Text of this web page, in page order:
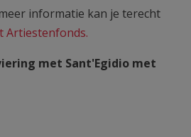
informatie kan je terecht
Artiestenfonds.
met Sant'Egidio met